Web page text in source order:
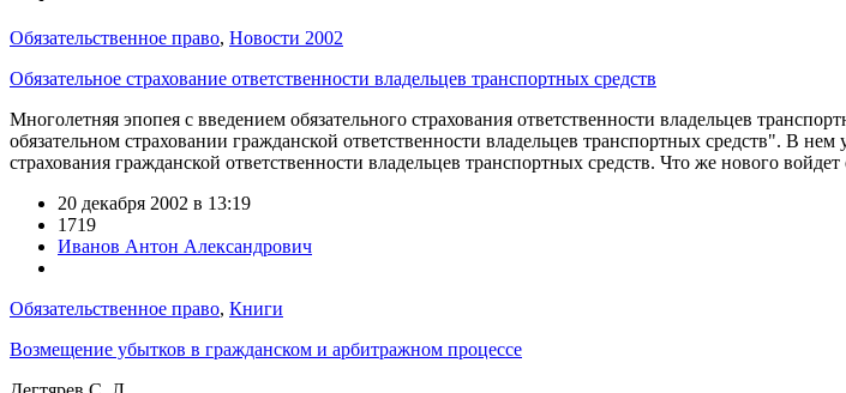
Обязательственное право, Новости 2002
Обязательное страхование ответственности владельцев транспортных средств
Многолетняя эпопея с введением обязательного страхования ответственности владельцев
обязательном страховании гражданской ответственности владельцев транспортных средств". В
страхования гражданской ответственности владельцев транспортных средств. Что же нового
20 декабря 2002 в 13:19
1719
Иванов Антон Александрович
Обязательственное право, Книги
Возмещение убытков в гражданском и арбитражном процессе